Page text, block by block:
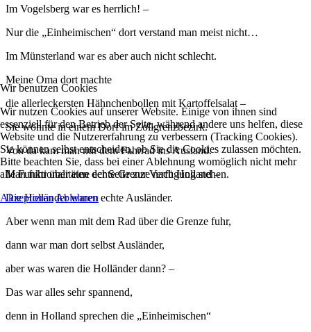
Im Vogelsberg war es herrlich! –
Nur die „Einheimischen“ dort verstand man meist nicht…
Im Münsterland war es aber auch nicht schlecht.
Meine Oma dort machte
die allerleckersten Hähnchenbollen mit Kartoffelsalat –
Sie wohnte in einem Dorf im Zollgrenzbezirk.
Von da kam man mit dem Fahrrad ins Ausland.
Man fuhr über eine echte Grenze nach Holland –
Die Holländer waren echte Ausländer.
Aber wenn man mit dem Rad über die Grenze fuhr,
dann war man dort selbst Ausländer,
aber was waren die Holländer dann? –
Das war alles sehr spannend,
denn in Holland sprechen die „Einheimischen“
Wir benutzen Cookies
Wir nutzen Cookies auf unserer Website. Einige von ihnen sind
essenziell für den Betrieb der Seite, während andere uns helfen, diese
Website und die Nutzererfahrung zu verbessern (Tracking Cookies).
Sie können selbst entscheiden, ob Sie die Cookies zulassen möchten.
Bitte beachten Sie, dass bei einer Ablehnung womöglich nicht mehr
alle Funktionalitäten der Seite zur Verfügung stehen.
AkzeptierenAblehnen